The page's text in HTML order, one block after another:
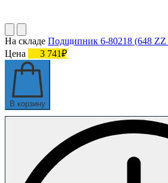
На складе Подшипник 6-80218 (648
Цена
3 741₽
В корзину